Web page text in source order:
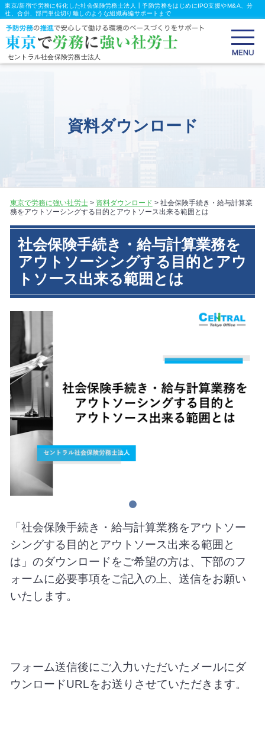
東京/新宿で労務に特化した社会保険労務士法人┃予防労務をはじめにIPO支援やM&A、分
社、合併、部門単位切り離しのような組織再編サポートまで
セントラル社会保険労務士法人
資料ダウンロード
東京で労務に強い社労士> 資料ダウンロード > 社会保険手続き・給与計算業
務をアウトソーシングする目的とアウトソース出来る範囲とは
社会保険手続き・給与計算業務を
アウトソーシングする目的とアウ
トソース出来る範囲とは
「社会保険手続き・給与計算業務をアウトソー
シングする目的とアウトソース出来る範囲と
は」のダウンロードをご希望の方は、下部のフ
ォームに必要事項をご記入の上、送信をお願い
いたします。
フォーム送信後にご入力いただいたメールにダ
ウンロードURLをお送りさせていただきます。